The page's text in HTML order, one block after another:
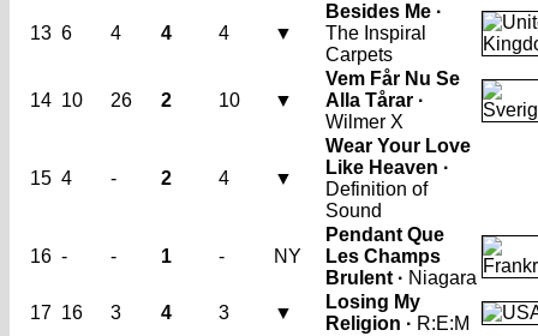
13 6 4 4 4 ▼
Besides Me ·
The Inspiral
Carpets
14 10 26 2 10 ▼
Vem Får Nu Se
Alla Tårar ·
Wilmer X
15 4 - 2 4 ▼
Wear Your Love
Like Heaven ·
Definition of
Sound
16 - - 1 - NY
Pendant Que
Les Champs
Brulent · Niagara
17 16 3 4 3 ▼
Losing My
Religion · R:E:M